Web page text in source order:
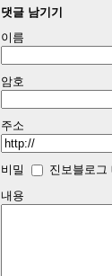
댓글 남기기
이름
암호
주소
비밀
진보블로그
내용